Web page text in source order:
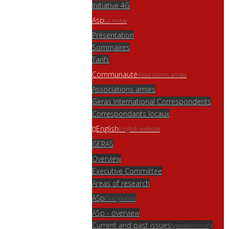
Initiative 4G
AspLa revue
Présentation
Sommaires
Tarifs
CommunautéAssociations amies
Associations amies
Geras International Correspondents
Correspondants locaux
EnglishEnglish website
GERAS
Overview
Executive Committee
Areas of research
ASpOur journal
ASp - overview
Current and past issuesopenedition.org